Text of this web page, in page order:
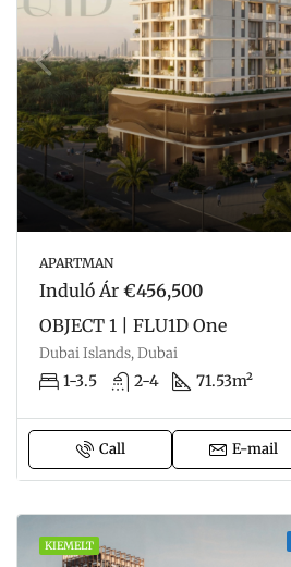
APARTMAN
Induló Ár €456,500
OBJECT 1 | FLU1D One
Dubai Islands, Dubai
1-3.5 2-4 71.53m²
Call E-mail
KIEMELT